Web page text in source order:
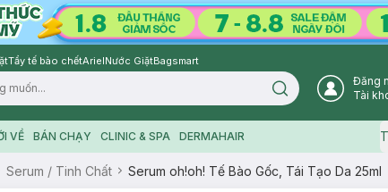
Tẩy tế bào chếtArielNước GiặtBagsmart
Search icon
Đăng
Tài
VỀ BÁN CHẠY CLINIC & SPA DERMAHAIR
Serum / Tinh Chất Serum oh!oh! Tế Bào Gốc, Tái Tạo Da 25ml